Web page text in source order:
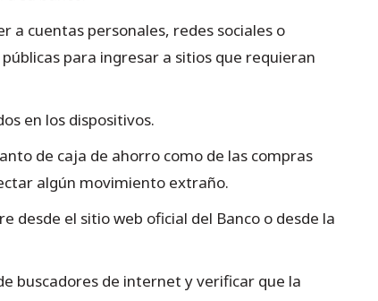
a cuentas personales, redes sociales o
para ingresar a sitios que requieran
en los dispositivos.
de caja de ahorro como de las compras
algún movimiento extraño.
desde el sitio web oficial del Banco o desde la
buscadores de internet y verificar que la